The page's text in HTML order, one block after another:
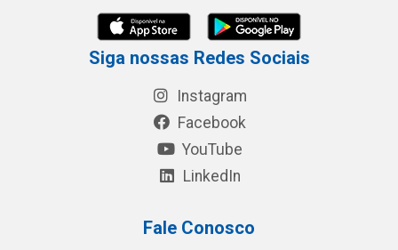
Siga nossas Redes Sociais
Instagram
Facebook
YouTube
LinkedIn
Fale Conosco